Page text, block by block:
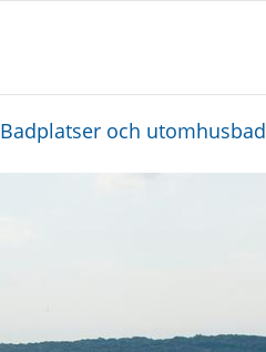
Badplatser och utomhusbad